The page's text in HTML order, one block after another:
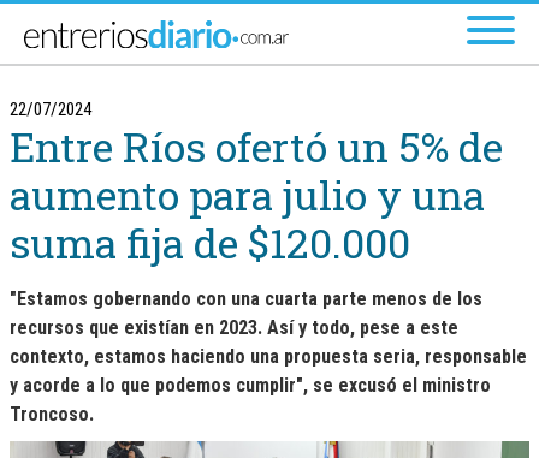
22/07/2024
Entre Ríos ofertó un 5% de
aumento para julio y una
suma fija de $120.000
"Estamos gobernando con una cuarta parte menos de los
recursos que existían en 2023. Así y todo, pese a este
contexto, estamos haciendo una propuesta seria, responsable
y acorde a lo que podemos cumplir", se excusó el ministro
Troncoso.